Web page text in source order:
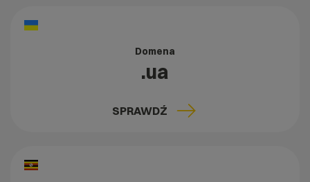
Domena
.ua
SPRAWDŹ